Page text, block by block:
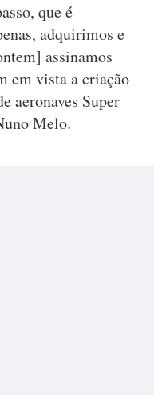
que é
adquirimos e
assinamos
em vista a criação
aeronaves Super
Melo.